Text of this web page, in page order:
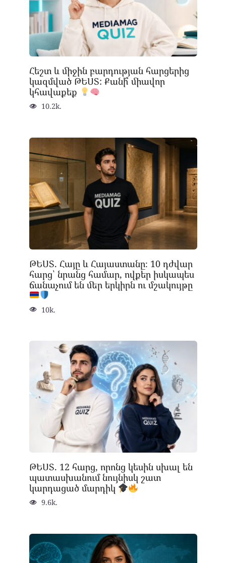
Հեշտ և միջին բարդության հարցերից
կազմված ԹԵՍՏ: Քանի՞ միավոր
կհավաքեք
10.2k.
ԹԵՍՏ. Հայը և Հայաստանը։ 10 դժվար
հարց՝ նրանց համար, ովքեր իսկապես
ճանաչում են մեր երկիրն ու մշակույթը
10k.
ԹԵՍՏ. 12 հարց, որոնց կեսին սխալ են
պատասխանում նույնիսկ շատ
կարդացած մարդիկ
9.6k.